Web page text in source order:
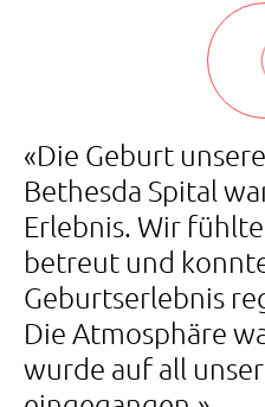
«Die Geburt
Bethesda Spital
Erlebnis. Wir
betreut und
Geburtserlebnis
Die Atmosphäre
wurde auf all